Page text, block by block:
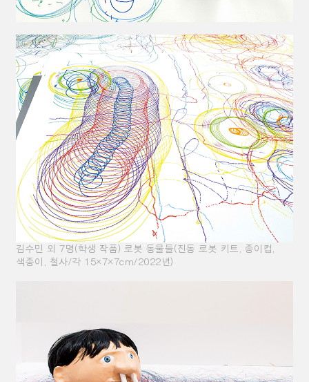
김수민 외 7명(학생 작품) 로봇 동물들(진동 로봇 키트, 종이컵,
색종이, 철사/각 15×7×7cm/2022년)